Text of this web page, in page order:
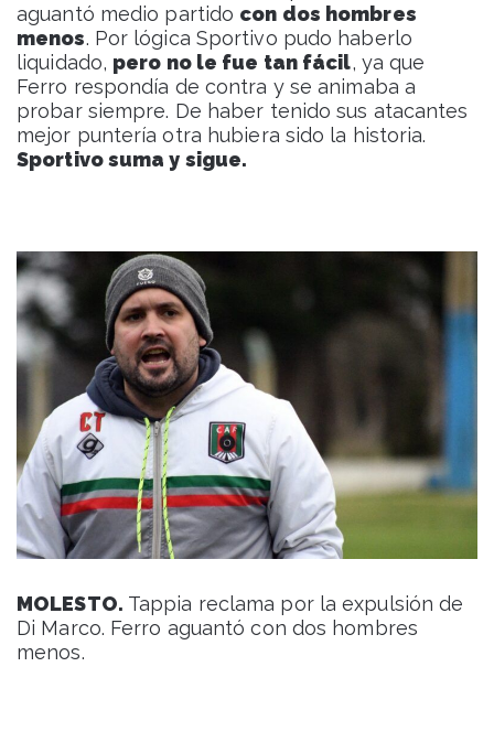
aguantó medio partido con dos hombres
menos. Por lógica Sportivo pudo haberlo
liquidado, pero no le fue tan fácil, ya que
Ferro respondía de contra y se animaba a
probar siempre. De haber tenido sus atacantes
mejor puntería otra hubiera sido la historia.
Sportivo suma y sigue.
MOLESTO. Tappia reclama por la expulsión de
Di Marco. Ferro aguantó con dos hombres
menos.